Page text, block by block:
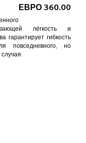
ЕВРО 360.00
лёгкость и
гарантирует гибкость
повседневного, но